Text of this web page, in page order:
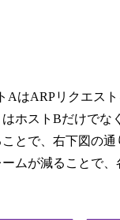
はARPリクエス
ホストBだけでな
とで、右下図の
ムが減ることで